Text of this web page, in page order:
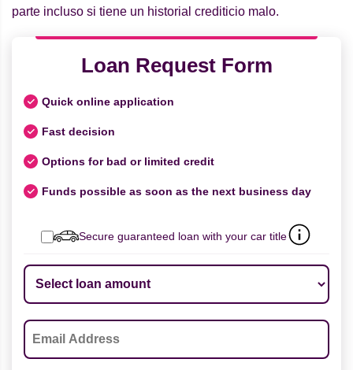
parte incluso si tiene un historial crediticio malo.
Loan Request Form
Quick online application
Fast decision
Options for bad or limited credit
Funds possible as soon as the next business day
Secure guaranteed loan with your car title